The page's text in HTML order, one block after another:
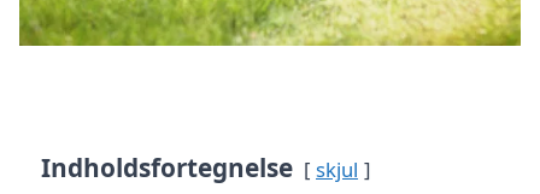
Indholdsfortegnelse skjul